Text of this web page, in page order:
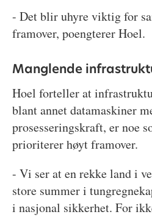
- Det blir uhyre viktig for
framover, poengterer Hoel.
Manglende
Hoel forteller at
blant annet datamaskiner
prosesseringskraft, er noe
prioriterer høyt framover.
- Vi ser at en rekke land i
store summer i
i nasjonal sikkerhet. For